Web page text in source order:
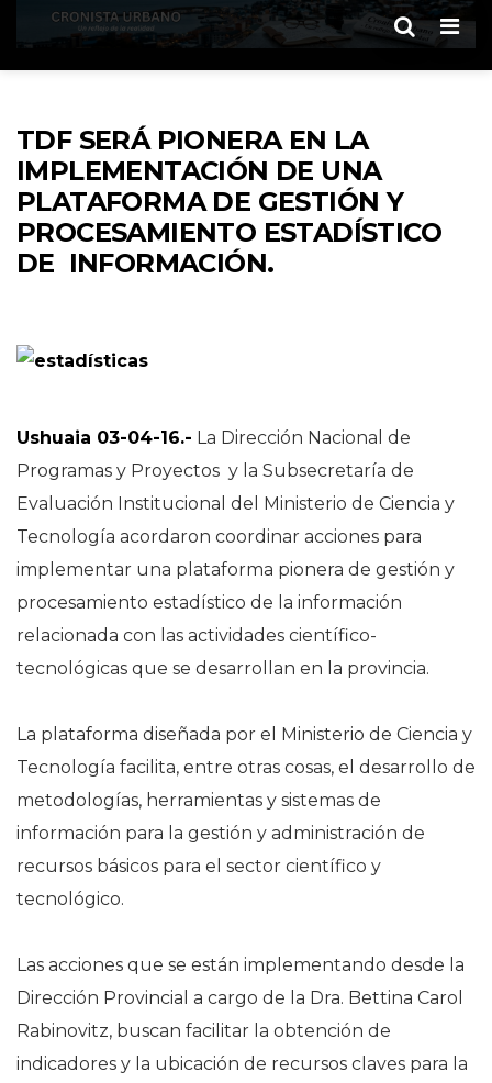
TDF SERÁ PIONERA EN LA
IMPLEMENTACIÓN DE UNA
PLATAFORMA DE GESTIÓN Y
PROCESAMIENTO ESTADÍSTICO
DE INFORMACIÓN.
Ushuaia 03-04-16.- La Dirección Nacional de
Programas y Proyectos y la Subsecretaría de
Evaluación Institucional del Ministerio de Ciencia y
Tecnología acordaron coordinar acciones para
implementar una plataforma pionera de gestión y
procesamiento estadístico de la información
relacionada con las actividades científico-
tecnológicas que se desarrollan en la provincia.
La plataforma diseñada por el Ministerio de Ciencia y
Tecnología facilita, entre otras cosas, el desarrollo de
metodologías, herramientas y sistemas de
información para la gestión y administración de
recursos básicos para el sector científico y
tecnológico.
Las acciones que se están implementando desde la
Dirección Provincial a cargo de la Dra. Bettina Carol
Rabinovitz, buscan facilitar la obtención de
indicadores y la ubicación de recursos claves para la